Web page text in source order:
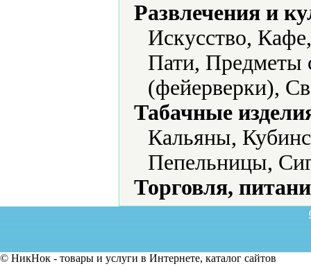
Развлечения и
Искусство,
Пати, Предметы
(фейерверки),
Табачные
Кальяны,
Пепельницы,
Торговля,
© НикНок - товары и услуги в Интернете, каталог сайтов